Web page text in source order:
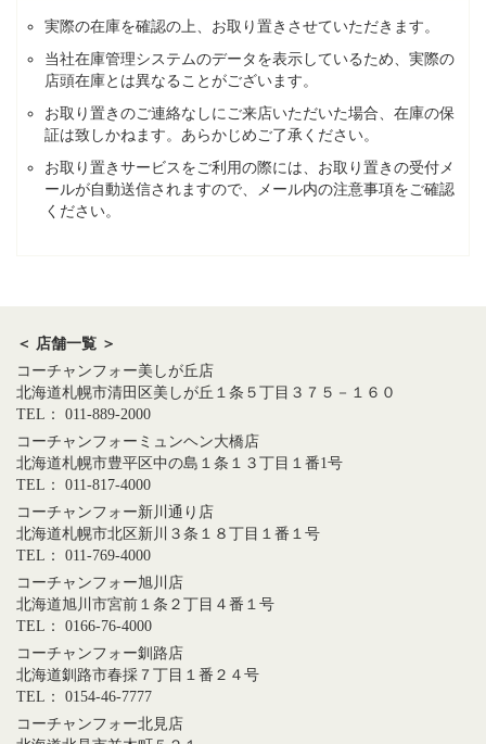
実際の在庫を確認の上、お取り置きさせていただきます。
当社在庫管理システムのデータを表示しているため、実際の
店頭在庫とは異なることがございます。
お取り置きのご連絡なしにご来店いただいた場合、在庫の保
証は致しかねます。あらかじめご了承ください。
お取り置きサービスをご利用の際には、お取り置きの受付メ
ールが自動送信されますので、メール内の注意事項をご確認
ください。
＜ 店舗一覧 ＞
コーチャンフォー美しが丘店
北海道札幌市清田区美しが丘１条５丁目３７５－１６０
TEL： 011-889-2000
コーチャンフォーミュンヘン大橋店
北海道札幌市豊平区中の島１条１３丁目１番1号
TEL： 011-817-4000
コーチャンフォー新川通り店
北海道札幌市北区新川３条１８丁目１番１号
TEL： 011-769-4000
コーチャンフォー旭川店
北海道旭川市宮前１条２丁目４番１号
TEL： 0166-76-4000
コーチャンフォー釧路店
北海道釧路市春採７丁目１番２４号
TEL： 0154-46-7777
コーチャンフォー北見店